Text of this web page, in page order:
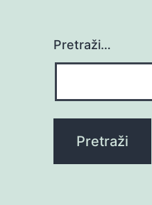
Pretraži…